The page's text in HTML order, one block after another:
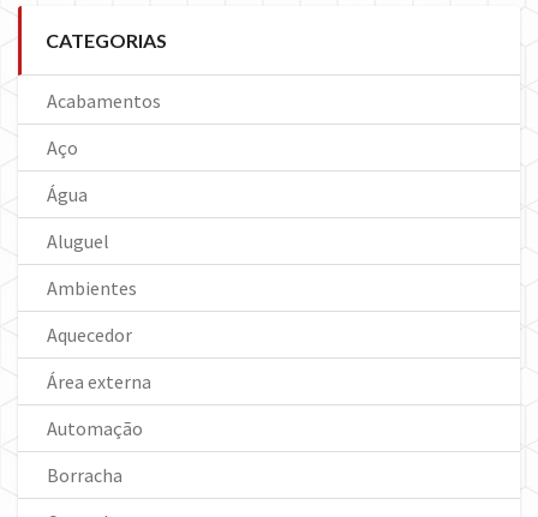
CATEGORIAS
Acabamentos
Aço
Água
Aluguel
Ambientes
Aquecedor
Área externa
Automação
Borracha